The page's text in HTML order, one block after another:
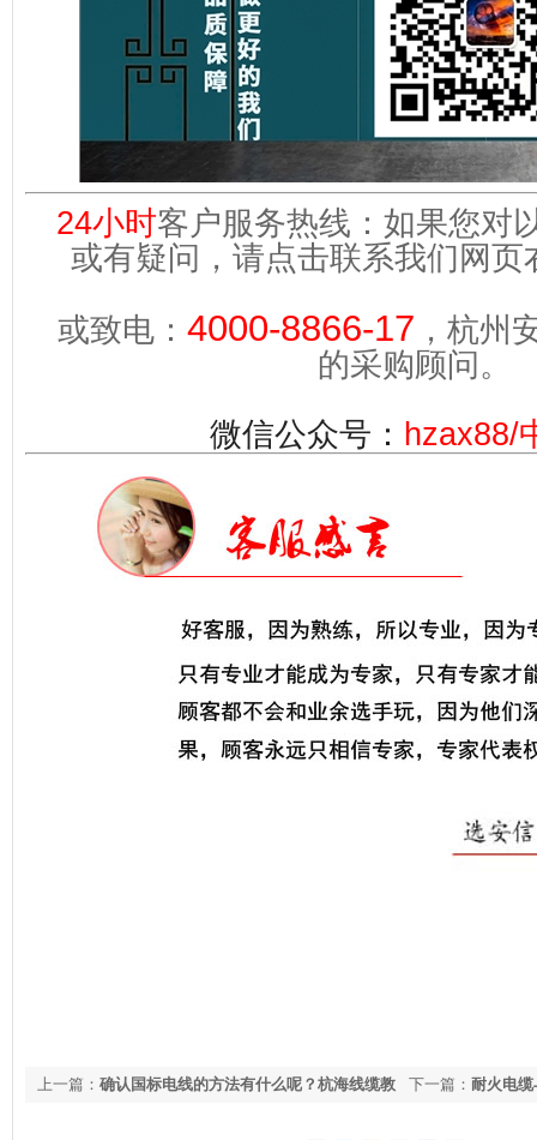
24小时客户服务热线：如果您对
或有疑问，请点击联系我们网页
或致电： 4000-8866-17 ，杭
的采购顾问。
微信公众号： hzax88/
下一篇： 耐火电
上一篇： 确认国标电线的方法有什么呢？杭海线缆教